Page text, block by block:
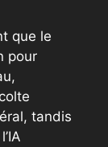
que le
pour
tandis